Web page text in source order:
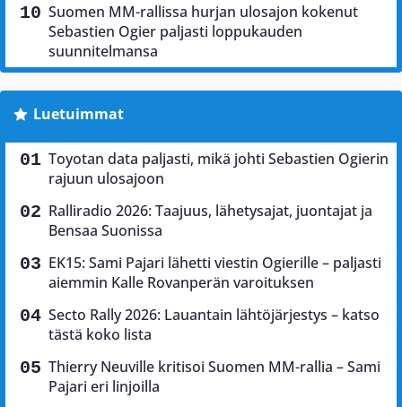
Suomen MM-rallissa hurjan ulosajon kokenut
Sebastien Ogier paljasti loppukauden
suunnitelmansa
Luetuimmat
Toyotan data paljasti, mikä johti Sebastien Ogierin
rajuun ulosajoon
Ralliradio 2026: Taajuus, lähetysajat, juontajat ja
Bensaa Suonissa
EK15: Sami Pajari lähetti viestin Ogierille – paljasti
aiemmin Kalle Rovanperän varoituksen
Secto Rally 2026: Lauantain lähtöjärjestys – katso
tästä koko lista
Thierry Neuville kritisoi Suomen MM-rallia – Sami
Pajari eri linjoilla